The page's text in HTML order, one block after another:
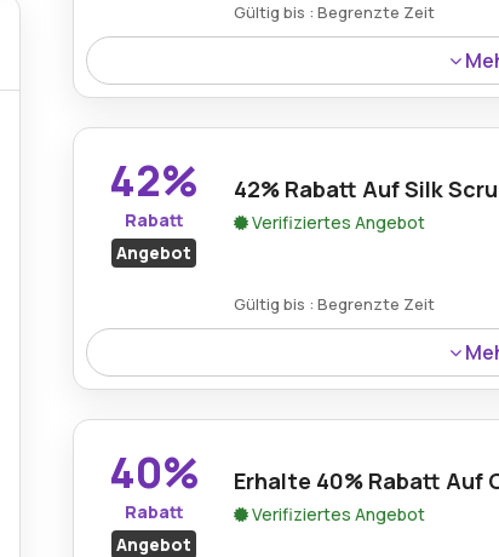
Gültig bis : Begrenzte Zeit
Ein Rabatt von 50% wird jetzt auf den Lip
Gutschein von parfuemerie-brueckner.com
42%
Rabatt
Angebot
42% Rabatt Auf Silk
Verifiziertes Angebot
Gültig bis : Begrenzte Zeit
Das Silk Scrunchy in der Farbe Mellow Rose
Aktionsangebot von Parfuemerie Brueckner
40%
Rabatt
Angebot
Erhalte 40% Rabatt Auf
Verifiziertes Angebot